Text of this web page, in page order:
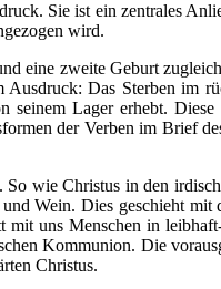
Sie ist ein zentrales
wird.
eine zweite Geburt
Das Sterben im
Lager erhebt.
der Verben im Brief
wie Christus in den
und Wein. Dies geschieht mit
uns Menschen in
Kommunion. Die
Christus.